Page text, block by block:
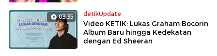
03:35 detikUpdate
Video KETIK: Lukas Graham Bocorin
Album Baru hingga Kedekatan
dengan Ed Sheeran